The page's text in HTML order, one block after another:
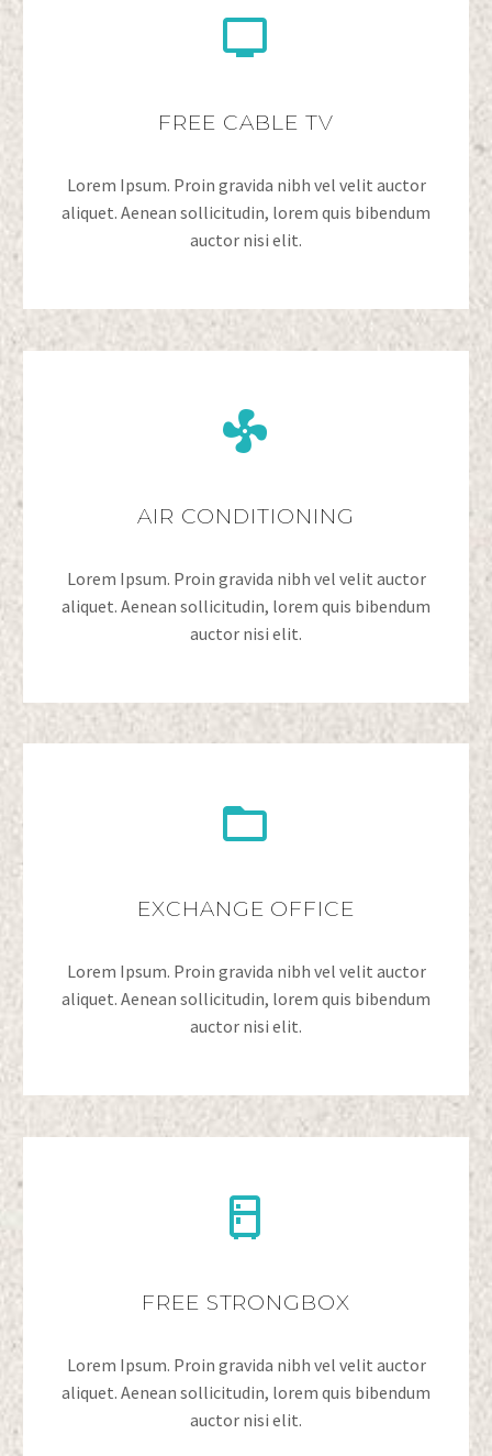


FREE CABLE TV
Lorem Ipsum. Proin gravida nibh vel velit auctor
aliquet. Aenean sollicitudin, lorem quis bibendum
auctor nisi elit.


AIR CONDITIONING
Lorem Ipsum. Proin gravida nibh vel velit auctor
aliquet. Aenean sollicitudin, lorem quis bibendum
auctor nisi elit.


EXCHANGE OFFICE
Lorem Ipsum. Proin gravida nibh vel velit auctor
aliquet. Aenean sollicitudin, lorem quis bibendum
auctor nisi elit.


FREE STRONGBOX
Lorem Ipsum. Proin gravida nibh vel velit auctor
aliquet. Aenean sollicitudin, lorem quis bibendum
auctor nisi elit.